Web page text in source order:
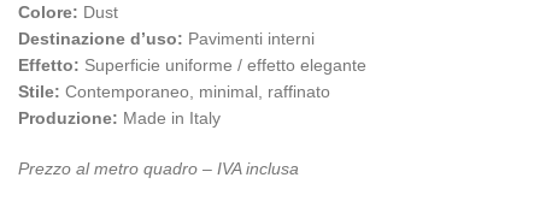
Colore: Dust
Destinazione d’uso: Pavimenti interni
Effetto: Superficie uniforme / effetto elegante
Stile: Contemporaneo, minimal, raffinato
Produzione: Made in Italy
Prezzo al metro quadro – IVA inclusa